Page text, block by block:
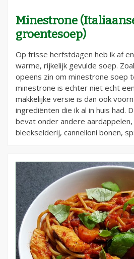
Minestrone
groentesoep)
Op frisse herfstdagen heb ik af
warme, rijkelijk gevulde soep.
opeens zin om minestrone soep
minestrone is echter niet echt
makkelijke versie is dan ook
ingrediënten die ik al in huis had.
bevat onder andere
bleekselderij, cannelloni bonen,